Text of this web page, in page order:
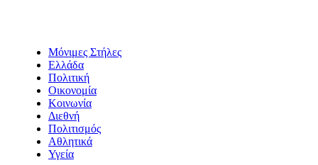
Μόνιμες Στήλες
Ελλάδα
Πολιτική
Οικονομία
Κοινωνία
Διεθνή
Πολιτισμός
Αθλητικά
Υγεία